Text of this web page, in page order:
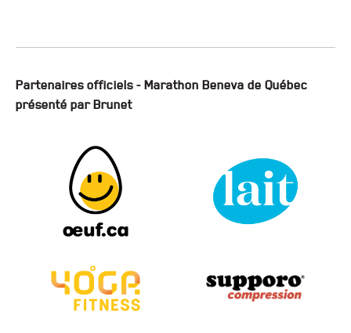
Partenaires officiels - Marathon Beneva de Québec
présenté par Brunet